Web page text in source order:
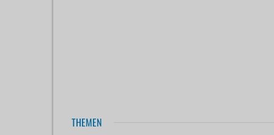
THEMEN